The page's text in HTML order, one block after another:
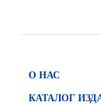
О НАС
КАТАЛОГ